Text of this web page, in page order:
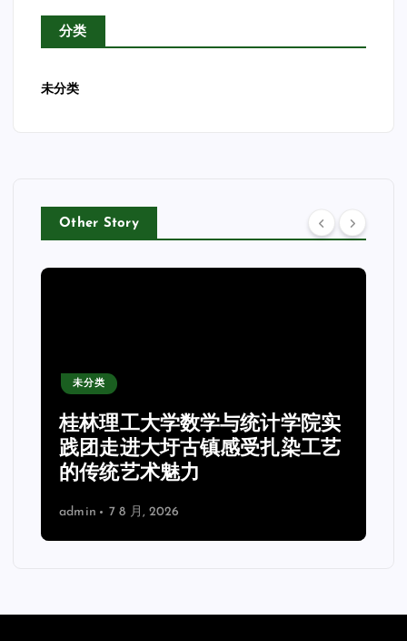
分类
未分类
Other Story
未分类
桂林理工大学数学与统计学院实
践团走进大圩古镇感受扎染工艺
的传统艺术魅力
admin 7 8 月, 2026